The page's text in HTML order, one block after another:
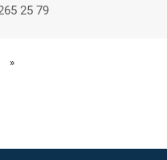
25 79
»